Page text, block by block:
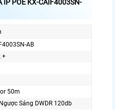
IP POE KX-CAIF4003SN-
AB
+
50m
Sáng DWDR 120db